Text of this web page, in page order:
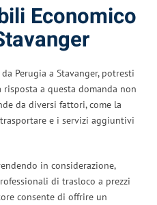
Economico
Perugia a Stavanger, potresti
a questa domanda non
da diversi fattori, come la
e i servizi aggiuntivi
in considerazione,
di trasloco a prezzi
consente di offrire un